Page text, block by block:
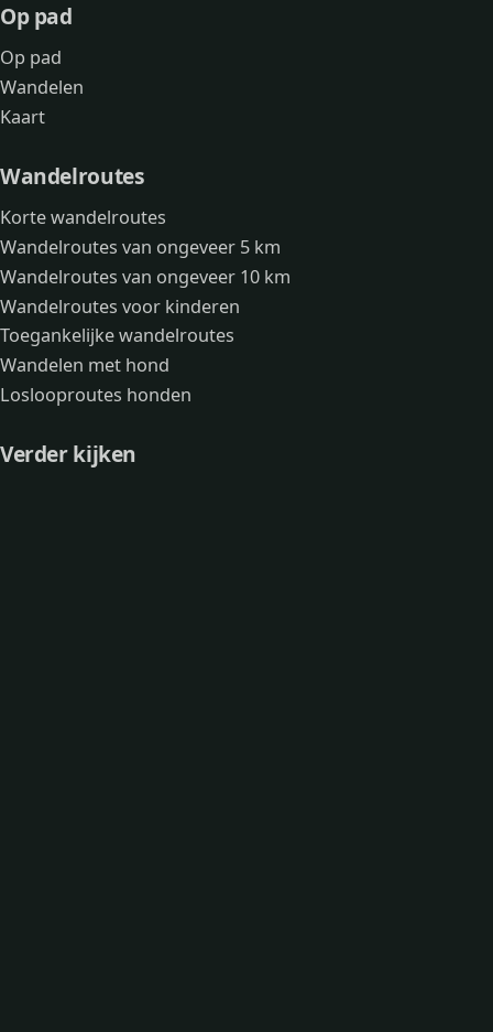
Op pad
Op pad
Wandelen
Kaart
Wandelroutes
Korte wandelroutes
Wandelroutes van ongeveer 5 km
Wandelroutes van ongeveer 10 km
Wandelroutes voor kinderen
Toegankelijke wandelroutes
Wandelen met hond
Loslooproutes honden
Verder kijken